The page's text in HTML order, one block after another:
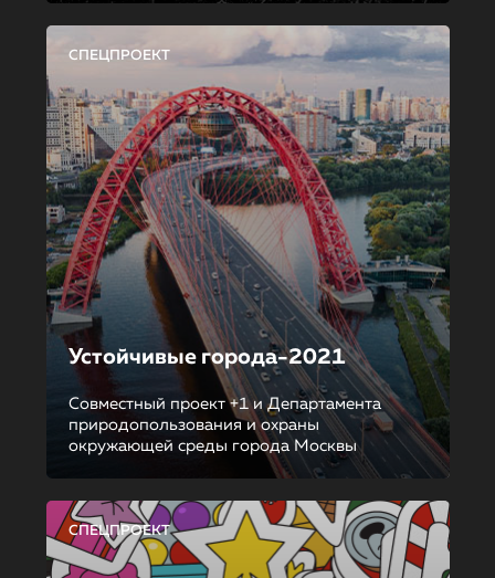
СПЕЦПРОЕКТ
Устойчивые города-2021
Совместный проект +1 и Департамента
природопользования и охраны
окружающей среды города Москвы
СПЕЦПРОЕКТ